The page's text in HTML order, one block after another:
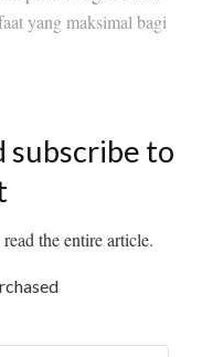
yang maksimal bagi
subscribe to
the entire article.